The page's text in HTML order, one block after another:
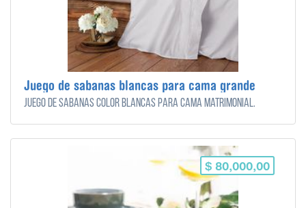
Juego de sabanas blancas para cama grande
Juego de sabanas color blancas para cama matrimonial.
$ 80,000,00